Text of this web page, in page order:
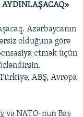
Azərbaycanın
olduğuna görə
etmək üçün
ABŞ, Avropa
və NATO-nun Baş